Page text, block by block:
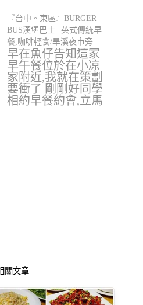
『台中。東區』BURGER
BUS漢堡巴士─英式傳統早
餐,咖啡輕食/旱溪夜市旁
早在魚仔告知這家
早午餐位於在小凉
家附近,我就在策劃
要衝了 剛剛好同學
相約早餐約會,立馬
關文章